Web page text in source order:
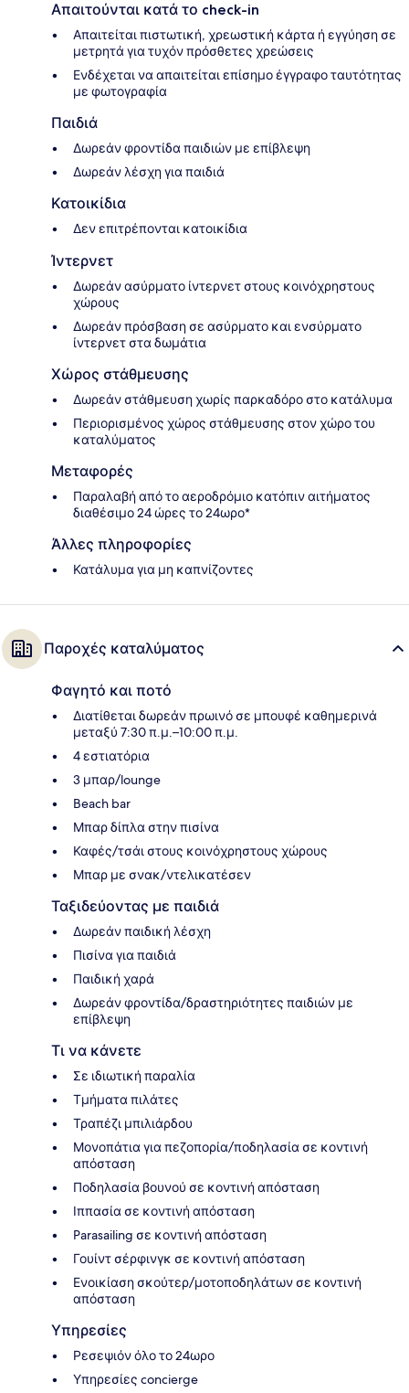
Απαιτούνται κατά το check-in
Απαιτείται πιστωτική, χρεωστική κάρτα ή εγγύηση σε
μετρητά για τυχόν πρόσθετες χρεώσεις
Ενδέχεται να απαιτείται επίσημο έγγραφο ταυτότητας
με φωτογραφία
Παιδιά
Δωρεάν φροντίδα παιδιών με επίβλεψη
Δωρεάν λέσχη για παιδιά
Κατοικίδια
Δεν επιτρέπονται κατοικίδια
Ίντερνετ
Δωρεάν ασύρματο ίντερνετ στους κοινόχρηστους
χώρους
Δωρεάν πρόσβαση σε ασύρματο και ενσύρματο
ίντερνετ στα δωμάτια
Χώρος στάθμευσης
Δωρεάν στάθμευση χωρίς παρκαδόρο στο κατάλυμα
Περιορισμένος χώρος στάθμευσης στον χώρο του
καταλύματος
Μεταφορές
Παραλαβή από το αεροδρόμιο κατόπιν αιτήματος
διαθέσιμο 24 ώρες το 24ωρο*
Άλλες πληροφορίες
Κατάλυμα για μη καπνίζοντες
Παροχές καταλύματος
Φαγητό και ποτό
Διατίθεται δωρεάν πρωινό σε μπουφέ καθημερινά
μεταξύ 7:30 π.μ.–10:00 π.μ.
4 εστιατόρια
3 μπαρ/lounge
Beach bar
Μπαρ δίπλα στην πισίνα
Καφές/τσάι στους κοινόχρηστους χώρους
Μπαρ με σνακ/ντελικατέσεν
Ταξιδεύοντας με παιδιά
Δωρεάν παιδική λέσχη
Πισίνα για παιδιά
Παιδική χαρά
Δωρεάν φροντίδα/δραστηριότητες παιδιών με
επίβλεψη
Τι να κάνετε
Σε ιδιωτική παραλία
Τμήματα πιλάτες
Τραπέζι μπιλιάρδου
Μονοπάτια για πεζοπορία/ποδηλασία σε κοντινή
απόσταση
Ποδηλασία βουνού σε κοντινή απόσταση
Ιππασία σε κοντινή απόσταση
Parasailing σε κοντινή απόσταση
Γουίντ σέρφινγκ σε κοντινή απόσταση
Ενοικίαση σκούτερ/μοτοποδηλάτων σε κοντινή
απόσταση
Υπηρεσίες
Ρεσεψιόν όλο το 24ωρο
Υπηρεσίες concierge